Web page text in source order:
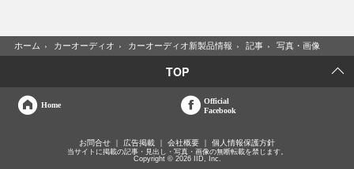
ホーム › カーオーディオ › カーオーディオ新製品情報 › 記事 › 写真・画像
TOP
Home
Official
Facebook
お問合せ 広告掲載 会社概要 個人情報保護方針
当サイトに掲載の記事・見出し・写真・画像の無断転載を禁じます。
Copyright © 2026 IID, Inc.